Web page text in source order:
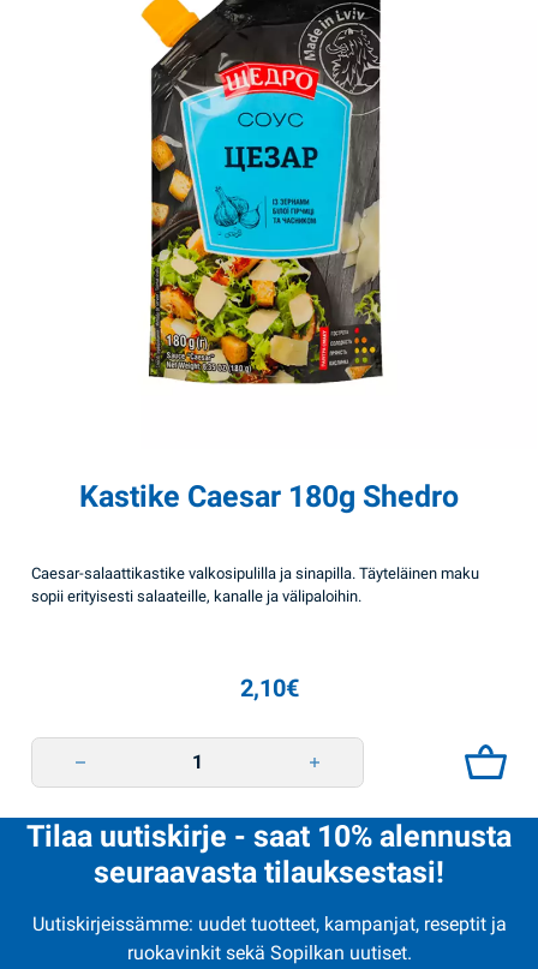
Kastike Caesar 180g Shedro
Caesar-salaattikastike valkosipulilla ja sinapilla. Täyteläinen maku
sopii erityisesti salaateille, kanalle ja välipaloihin.
2,10€
Tilaa uutiskirje - saat 10% alennusta
seuraavasta tilauksestasi!
Uutiskirjeissämme: uudet tuotteet, kampanjat, reseptit ja
ruokavinkit sekä Sopilkan uutiset.